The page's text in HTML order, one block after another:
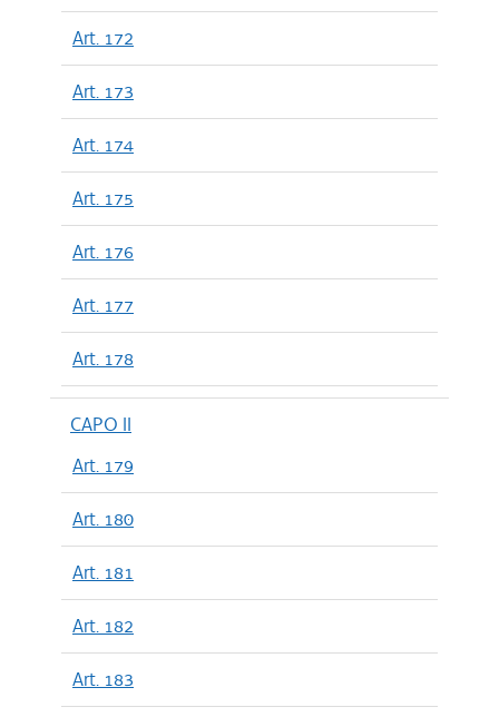
Art. 172
Art. 173
Art. 174
Art. 175
Art. 176
Art. 177
Art. 178
CAPO II
Art. 179
Art. 180
Art. 181
Art. 182
Art. 183